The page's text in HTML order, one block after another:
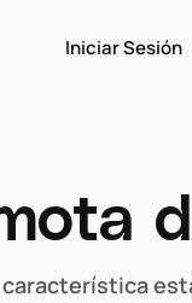
Iniciar Sesión